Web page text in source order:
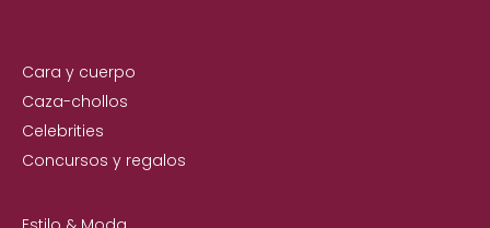
Cara y cuerpo
Caza-chollos
Celebrities
Concursos y regalos